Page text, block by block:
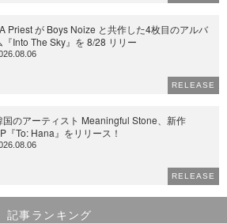
Priest が Boys Noize と共作した4枚目のアルバ
『Into The Sky』を 8/28 リリー
RELEASE
国のアーティスト Meaningful Stone、新作
『To: Hana』をリリース！
RELEASE
記事ランキング